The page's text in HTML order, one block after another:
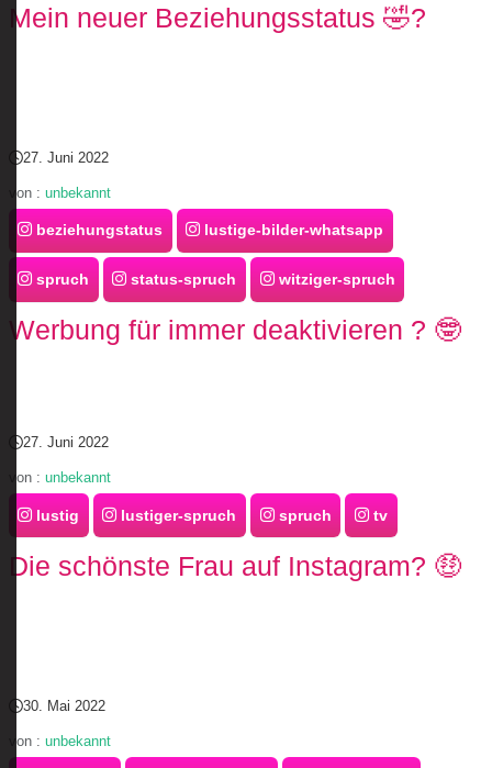
Mein neuer Beziehungsstatus 🤣?
27. Juni 2022
von : unbekannt
beziehungstatus lustige-bilder-whatsapp
spruch status-spruch witziger-spruch
Werbung für immer deaktivieren ? 🤓
27. Juni 2022
von : unbekannt
lustig lustiger-spruch spruch tv
Die schönste Frau auf Instagram? 🤑
30. Mai 2022
von : unbekannt